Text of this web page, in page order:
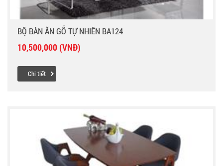
BỘ BÀN ĂN GỖ TỰ NHIÊN BA124
10,500,000 (VNĐ)
Chi tiết